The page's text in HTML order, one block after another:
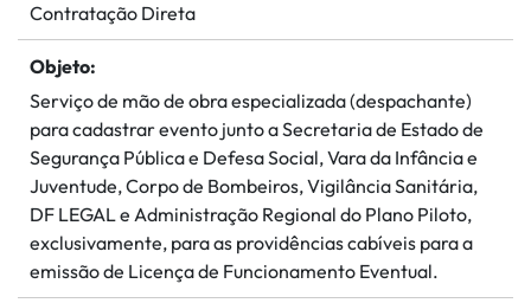
Contratação Direta
Objeto:
Serviço de mão de obra especializada (despachante)
para cadastrar evento junto a Secretaria de Estado de
Segurança Pública e Defesa Social, Vara da Infância e
Juventude, Corpo de Bombeiros, Vigilância Sanitária,
DF LEGAL e Administração Regional do Plano Piloto,
exclusivamente, para as providências cabíveis para a
emissão de Licença de Funcionamento Eventual.